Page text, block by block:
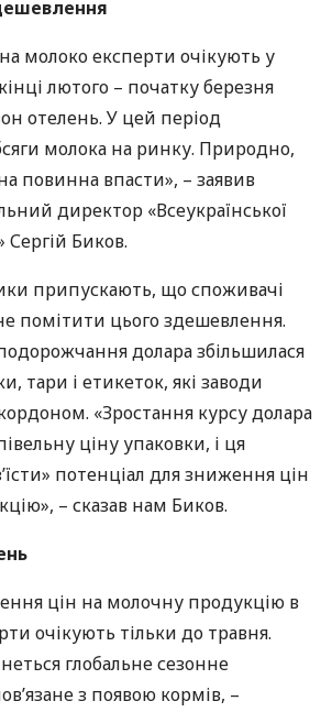
молоко експерти очікують у
лютого – початку березня
отелень. У цей період
молока на ринку. Природно,
повинна впасти», – заявив
директор «Всеукраїнської
Сергій Биков.
припускають, що споживачі
помітити цього здешевлення.
долара збільшилася
тари і етикеток, які заводи
«Зростання курсу долара
ціну упаковки, і ця
потенціал для зниження цін
– сказав нам Биков.
цін на молочну продукцію в
очікують тільки до травня.
глобальне сезонне
з появою кормів, –